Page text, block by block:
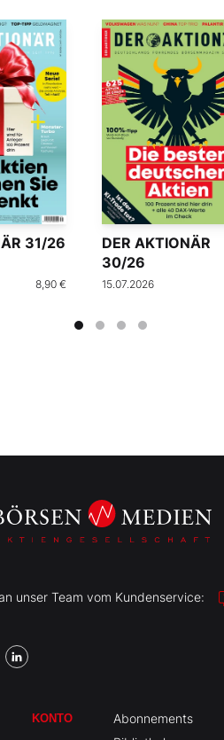
31/26
8,90 €
DER AKTIONÄR
30/26
15.07.2026
unser Team vom Kundenservice:
KONTO
Abonnements